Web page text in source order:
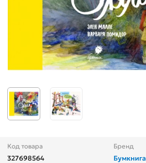
Код товара
327698564
Бренд
Бумкнига